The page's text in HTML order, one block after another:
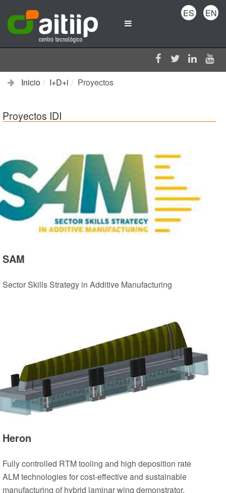
Inicio I+D+i Proyectos
Proyectos IDI
SAM
Sector Skills Strategy in Additive Manufacturing
Heron
Fully controlled RTM tooling and high deposition rate
ALM technologies for cost-effective and sustainable
manufacturing of hybrid laminar wing demonstrator.
ES EN